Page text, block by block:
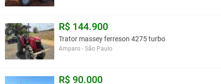
R$ 144.900
Trator massey ferreson 4275 turbo
Amparo - São Paulo
R$ 90.000